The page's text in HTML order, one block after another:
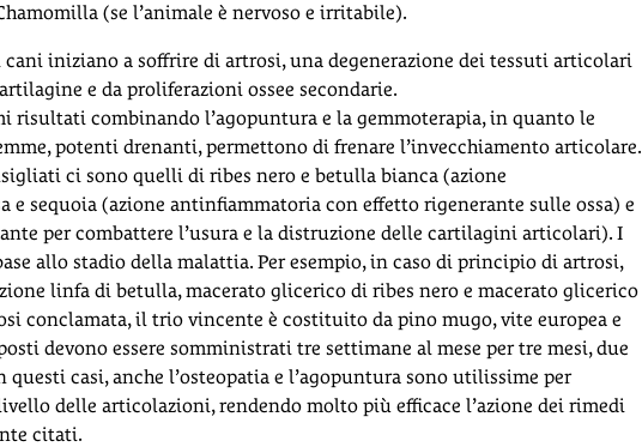
(se l’animale è nervoso e irritabile).
cani iniziano a soffrire di artrosi, una degenerazione dei tessuti articolari
e da proliferazioni ossee secondarie.
risultati combinando l’agopuntura e la gemmoterapia, in quanto le
potenti drenanti, permettono di frenare l’invecchiamento articolare.
ci sono quelli di ribes nero e betulla bianca (azione
e sequoia (azione antinfiammatoria con effetto rigenerante sulle ossa) e
per combattere l’usura e la distruzione delle cartilagini articolari). I
allo stadio della malattia. Per esempio, in caso di principio di artrosi,
linfa di betulla, macerato glicerico di ribes nero e macerato glicerico
conclamata, il trio vincente è costituito da pino mugo, vite europea e
devono essere somministrati tre settimane al mese per tre mesi, due
questi casi, anche l’osteopatia e l’agopuntura sono utilissime per
delle articolazioni, rendendo molto più efficace l’azione dei rimedi
citati.